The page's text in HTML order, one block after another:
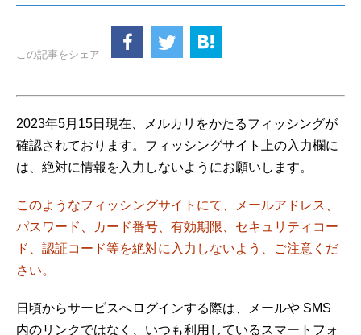
この記事をシェア
2023年5月15日現在、メルカリをかたるフィッシングが
確認されております。フィッシングサイト上の入力欄に
は、絶対に情報を入力しないようにお願いします。
このようなフィッシングサイトにて、メールアドレス、
パスワード、カード番号、有効期限、セキュリティコー
ド、認証コード等を絶対に入力しないよう、ご注意くだ
さい。
日頃からサービスへログインする際は、メールや SMS
内のリンクではなく、いつも利用しているスマートフォ